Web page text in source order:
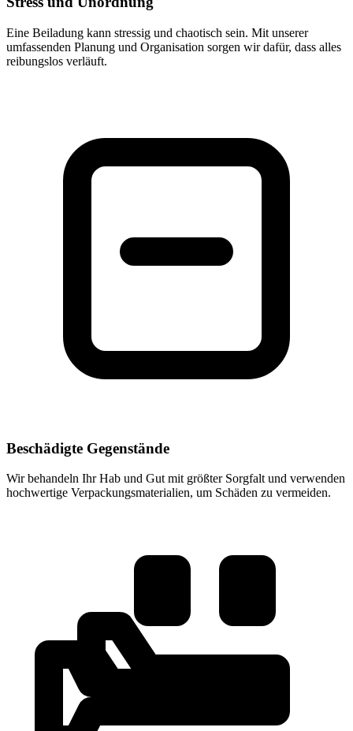
Eine Beiladung kann stressig und chaotisch sein. Mit unserer
umfassenden Planung und Organisation sorgen wir dafür, dass alles
reibungslos verläuft.
Beschädigte Gegenstände
Wir behandeln Ihr Hab und Gut mit größter Sorgfalt und verwenden
hochwertige Verpackungsmaterialien, um Schäden zu vermeiden.